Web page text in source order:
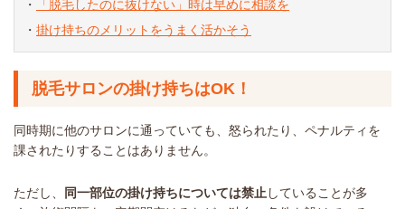
・
「脱毛したのに抜けない」時は早めに相談を
・ 掛け持ちのメリットをうまく活かそう
脱毛サロンの掛け持ちはOK！
同時期に他のサロンに通っていても、怒られたり、ペナルティを
課されたりすることはありません。
ただし、 同一部位の掛け持ちについては禁止 していることが多